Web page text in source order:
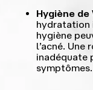
Hygiène de
hydratation
hygiène
l’acné. Une
inadéquate
symptômes.